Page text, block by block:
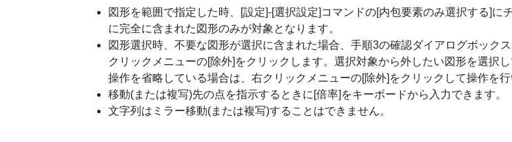
図形を範囲で指定した時、[設定]-[選択設定]コマンドの[内包要素のみ選択する]に
に完全に含まれた図形のみが対象となります。
図形選択時、不要な図形が選択に含まれた場合、手順3の確認ダイアログボック
クリックメニューの[除外]をクリックします。選択対象から外したい図形を選択
操作を省略している場合は、右クリックメニューの[除外]をクリックして操作を行
移動(または複写)先の点を指示するときに[倍率]をキーボードから入力できます。
文字列はミラー移動(または複写)することはできません。